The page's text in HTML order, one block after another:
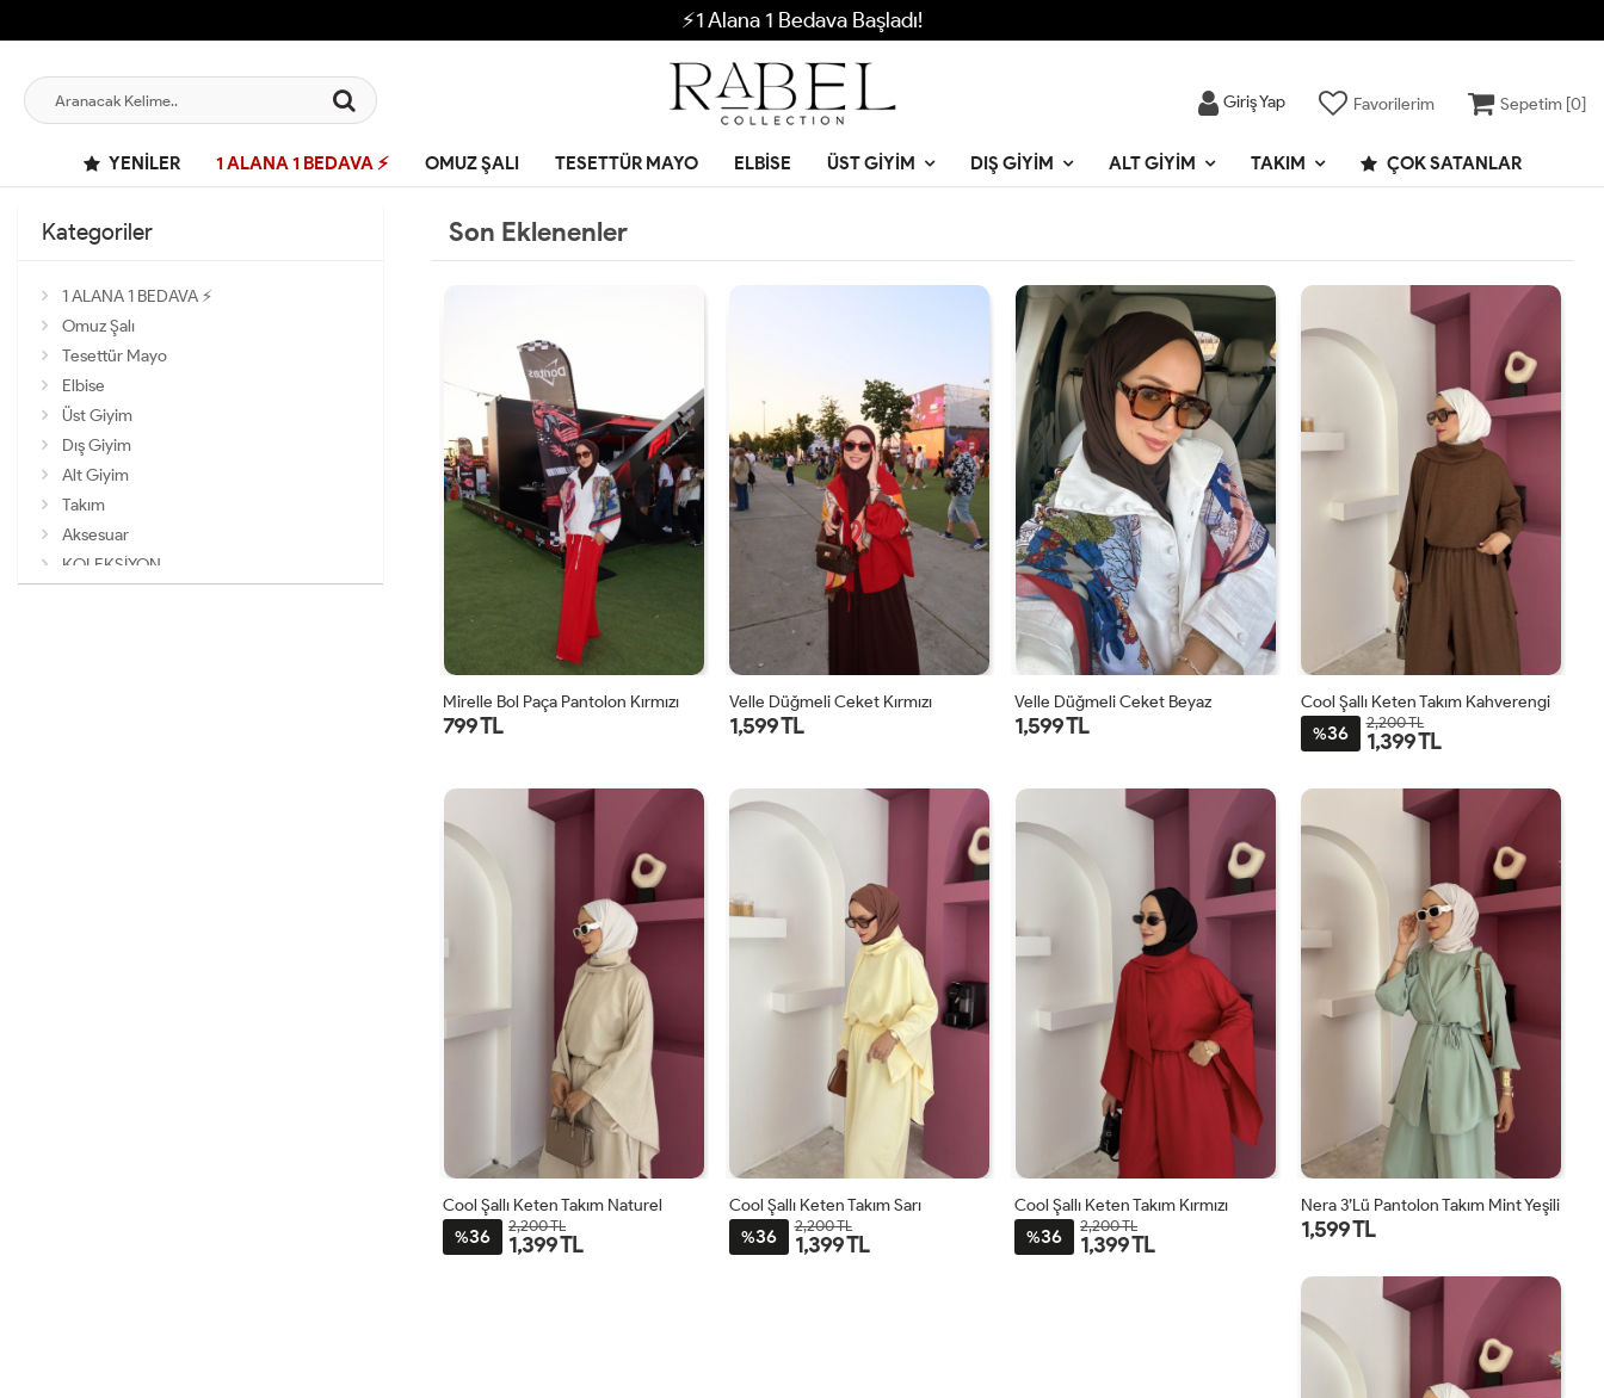
⚡1 Alana 1 Bedava Başladı!
Giriş Yap Favorilerim Sepetim [0]
YENILER 1 ALANA 1 BEDAVA ⚡ OMUZ ŞALI TESETTÜR MAYO ELBISE ÜST GIYIM DIŞ GIYIM ALT GIYIM TAKIM ÇOK SATANLAR
Kategoriler
1 ALANA 1 BEDAVA ⚡
Omuz Şalı
Tesettür Mayo
Elbise
Üst Giyim
Dış Giyim
Alt Giyim
Takım
Aksesuar
KOLEKSİYON
Son Eklenenler
Mirelle Bol Paça Pantolon Kırmızı
799 TL
Velle Düğmeli Ceket Kırmızı
1,599 TL
Velle Düğmeli Ceket Beyaz
1,599 TL
Cool Şallı Keten Takım Kahverengi
%36 2,200 TL
1,399 TL
Cool Şallı Keten Takım Naturel
%36 2,200 TL
1,399 TL
Cool Şallı Keten Takım Sarı
%36 2,200 TL
1,399 TL
Cool Şallı Keten Takım Kırmızı
%36 2,200 TL
1,399 TL
STD
Nera 3’lü Pantolon Takım Mint Yeşili
1,599 TL